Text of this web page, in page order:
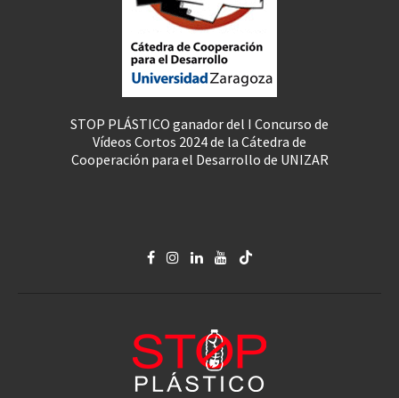
STOP PLÁSTICO ganador del I Concurso de
Vídeos Cortos 2024 de la Cátedra de
Cooperación para el Desarrollo de UNIZAR